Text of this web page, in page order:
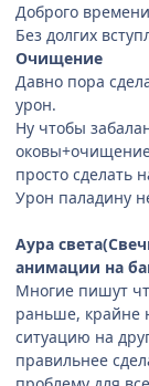
Доброго
Без долгих
Очищение
Давно пора
урон.
Ну чтобы
просто сделать
Урон паладину
Аура
анимации на
Многие пишут
раньше, крайне
ситуацию на
правильнее